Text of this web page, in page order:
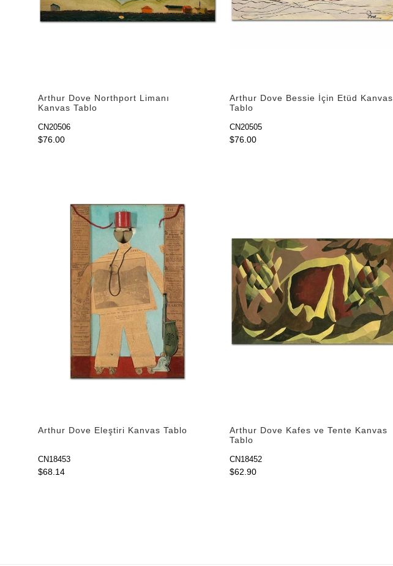
Arthur Dove Northport Limanı
Kanvas Tablo
CN20506
$76.00
Arthur Dove Bessie İçin Etüd Kanvas
Tablo
CN20505
$76.00
Arthur Dove Eleştiri Kanvas Tablo
CN18453
$68.14
Arthur Dove Kafes ve Tente Kanvas
Tablo
CN18452
$62.90